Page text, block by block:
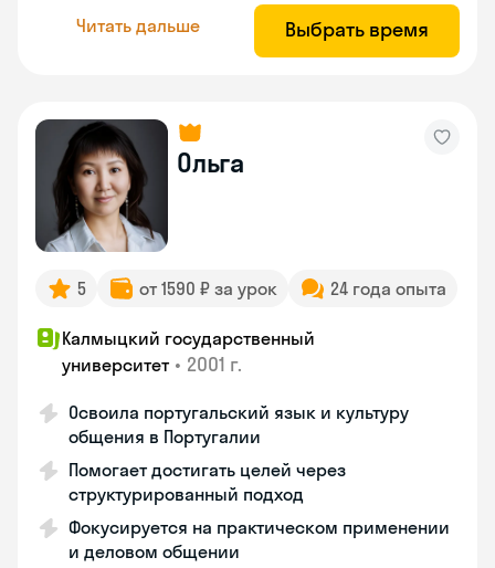
Читать дальше Выбрать время
Ольга
5 от 1590 ₽ за урок 24 года опыта
Калмыцкий государственный
университет • 2001 г.
Освоила португальский язык и культуру
общения в Португалии
Помогает достигать целей через
структурированный подход
Фокусируется на практическом применении
и деловом общении